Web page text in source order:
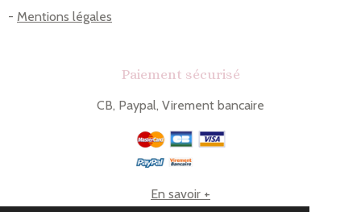
- Mentions légales
Paiement sécurisé
CB, Paypal, Virement bancaire
En savoir +